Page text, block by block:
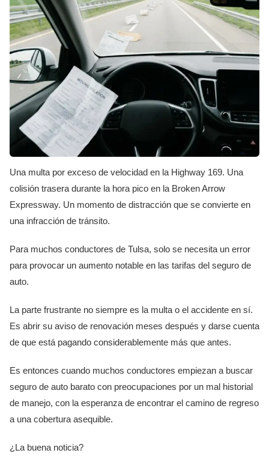
Una multa por exceso de velocidad en la Highway 169. Una
colisión trasera durante la hora pico en la Broken Arrow
Expressway. Un momento de distracción que se convierte en
una infracción de tránsito.
Para muchos conductores de Tulsa, solo se necesita un error
para provocar un aumento notable en las tarifas del seguro de
auto.
La parte frustrante no siempre es la multa o el accidente en sí.
Es abrir su aviso de renovación meses después y darse cuenta
de que está pagando considerablemente más que antes.
Es entonces cuando muchos conductores empiezan a buscar
seguro de auto barato con preocupaciones por un mal historial
de manejo, con la esperanza de encontrar el camino de regreso
a una cobertura asequible.
¿La buena noticia?